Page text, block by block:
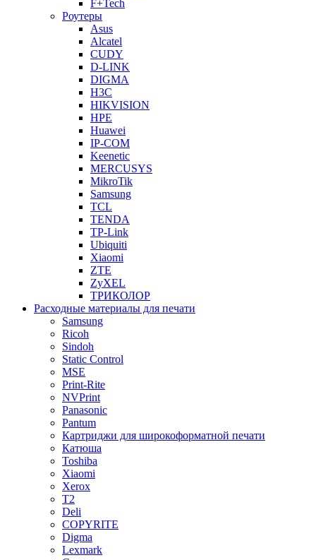
F+Tech
Роутеры
Asus
Alcatel
CUDY
D-LINK
DIGMA
H3C
HIKVISION
HPE
Huawei
IP-COM
Keenetic
MERCUSYS
MikroTik
Samsung
TCL
TENDA
TP-Link
Ubiquiti
Xiaomi
ZTE
ZyXEL
ТРИКОЛОР
Расходные материалы для печати
Samsung
Ricoh
Sindoh
Static Control
MSE
Print-Rite
NVPrint
Panasonic
Pantum
Картриджи для широкоформатной печати
Катюша
Toshiba
Xiaomi
Xerox
T2
Deli
COPYRITE
Digma
Lexmark